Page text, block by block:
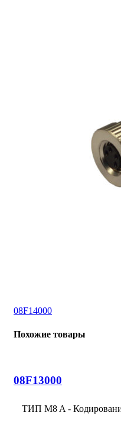
08F14000
Похожие товары
08F13000
ТИП M8 A -